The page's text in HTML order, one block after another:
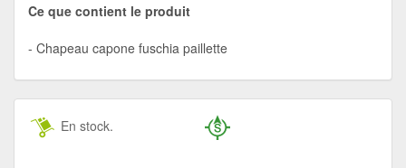
Ce que contient le produit
Chapeau capone fuschia paillette
En stock.